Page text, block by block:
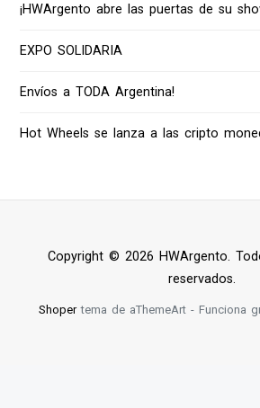
¡HWArgento abre las puertas de su
EXPO SOLIDARIA
Envíos a TODA Argentina!
Hot Wheels se lanza a las cripto
Copyright © 2026 HWArgento.
reservados.
Shopertema de aThemeArt - Funciona